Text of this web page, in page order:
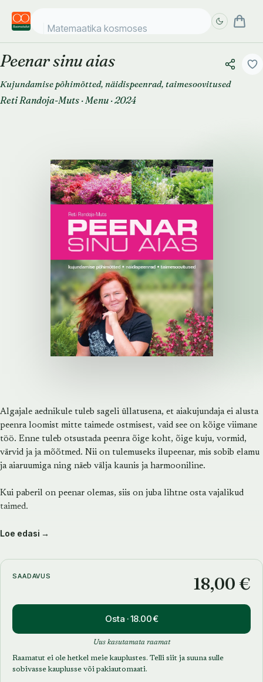
Matemaatika kosmoses 6+
Peenar sinu aias
Kujundamise põhimõtted, näidispeenrad, taimesoovitused
Reti Randoja-Muts ·Menu ·2024
Algajale aednikule tuleb sageli üllatusena, et aiakujundaja ei alusta
peenra loomist mitte taimede ostmisest, vaid see on kõige viimane
töö. Enne tuleb otsustada peenra õige koht, õige kuju, vormid,
värvid ja ja mõõtmed. Nii on tulemuseks ilupeenar, mis sobib elamu
ja aiaruumiga ning näeb välja kaunis ja harmooniline.
Kui paberil on peenar olemas, siis on juba lihtne osta vajalikud
taimed.
Räpina aianduskooli õpetaja
värvuste, proportsioonide paikapanemist. Samm-sammult saab
lugeja oma tulevase peenra läbi mõelda ja lõpuks ka paberile
joonistada. Lõpuks tuuakse loetelu taimedest, mis sobiksid oma
Loe edasi →
SAADAVUS 18,00 €
Osta · 18.00 €
Uus kasutamata raamat
Raamatut ei ole hetkel meie kauplustes. Telli siit ja suuna sulle
sobivasse kauplusse või pakiautomaati.